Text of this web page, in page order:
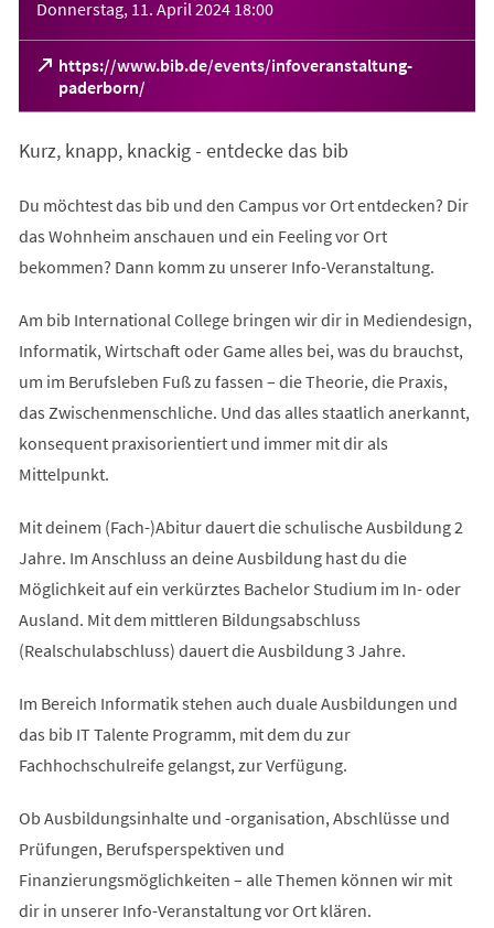
Donnerstag, 11. April 2024 18:00
https://www.bib.de/events/infoveranstaltung-
paderborn/
(Öffnet
in
neuen
Kurz, knapp, knackig - entdecke das bib
Du möchtest das bib und den Campus vor Ort entdecken? Dir
das Wohnheim anschauen und ein Feeling vor Ort
bekommen? Dann komm zu unserer Info-Veranstaltung.
Am bib International College bringen wir dir in Mediendesign,
Informatik, Wirtschaft oder Game alles bei, was du brauchst,
um im Berufsleben Fuß zu fassen – die Theorie, die Praxis,
das Zwischenmenschliche. Und das alles staatlich anerkannt,
konsequent praxisorientiert und immer mit dir als
Mittelpunkt.
Mit deinem (Fach-)Abitur dauert die schulische Ausbildung 2
Jahre. Im Anschluss an deine Ausbildung hast du die
Möglichkeit auf ein verkürztes Bachelor Studium im In- oder
Ausland. Mit dem mittleren Bildungsabschluss
(Realschulabschluss) dauert die Ausbildung 3 Jahre.
Im Bereich Informatik stehen auch duale Ausbildungen und
das bib IT Talente Programm, mit dem du zur
Fachhochschulreife gelangst, zur Verfügung.
Ob Ausbildungsinhalte und -organisation, Abschlüsse und
Prüfungen, Berufsperspektiven und
Finanzierungsmöglichkeiten – alle Themen können wir mit
dir in unserer Info-Veranstaltung vor Ort klären.